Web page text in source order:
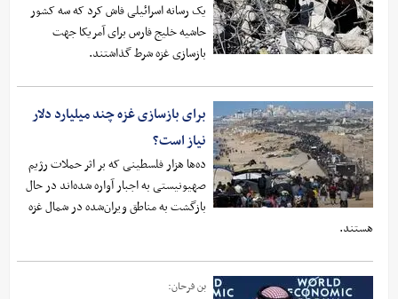
یک رسانه اسرائیلی فاش کرد که سه کشور
حاشیه خلیج فارس برای آمریکا جهت
بازسازی غزه شرط گذاشتند.
برای بازسازی غزه چند میلیارد دلار
نیاز است؟
ده‌ها هزار فلسطینی که بر اثر حملات رژیم
صهیونیستی به اجبار آواره شده‌اند در حال
بازگشت به مناطق ویران‌شده در شمال غزه
هستند.
بن فرحان: